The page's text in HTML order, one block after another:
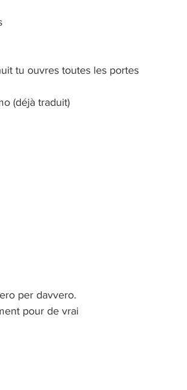
tu ouvres toutes les portes
(déjà traduit)
per davvero.
pour de vrai